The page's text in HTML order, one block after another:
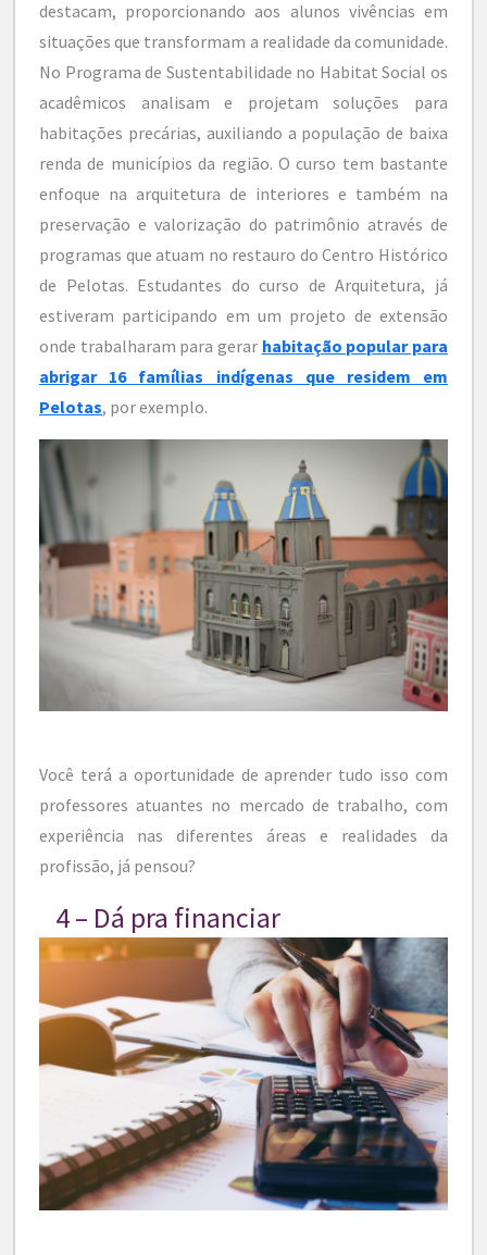
destacam, proporcionando aos alunos vivências em
situações que transformam a realidade da comunidade.
No Programa de Sustentabilidade no Habitat Social os
acadêmicos analisam e projetam soluções para
habitações precárias, auxiliando a população de baixa
renda de municípios da região. O curso tem bastante
enfoque na arquitetura de interiores e também na
preservação e valorização do patrimônio através de
programas que atuam no restauro do Centro Histórico
de Pelotas. Estudantes do curso de Arquitetura, já
estiveram participando em um projeto de extensão
onde trabalharam para gerar habitação popular para
abrigar 16 famílias indígenas que residem em
Pelotas, por exemplo.
Você terá a oportunidade de aprender tudo isso com
professores atuantes no mercado de trabalho, com
experiência nas diferentes áreas e realidades da
profissão, já pensou?
4 – Dá pra financiar